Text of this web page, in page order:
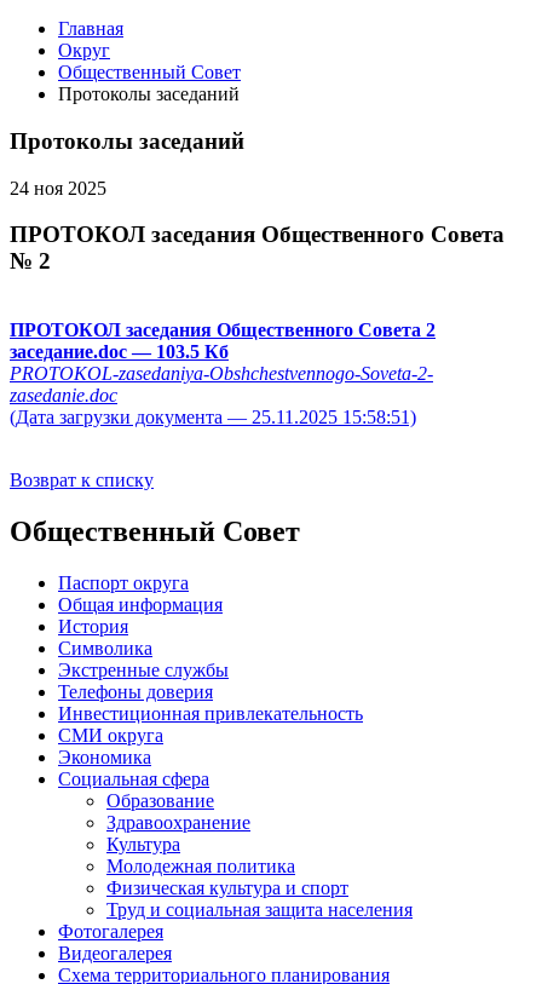
Главная
Округ
Общественный Совет
Протоколы заседаний
Протоколы заседаний
24 ноя 2025
ПРОТОКОЛ заседания Общественного Совета
№ 2
ПРОТОКОЛ заседания Общественного Совета 2
заседание.doc— 103.5 Кб
PROTOKOL-zasedaniya-Obshchestvennogo-Soveta-2-
zasedanie.doc
(Дата загрузки документа — 25.11.2025 15:58:51)
Возврат к списку
Общественный Совет
Паспорт округа
Общая информация
История
Символика
Экстренные службы
Телефоны доверия
Инвестиционная привлекательность
СМИ округа
Экономика
Социальная сфера
Образование
Здравоохранение
Культура
Молодежная политика
Физическая культура и спорт
Труд и социальная защита населения
Фотогалерея
Видеогалерея
Схема территориального планирования